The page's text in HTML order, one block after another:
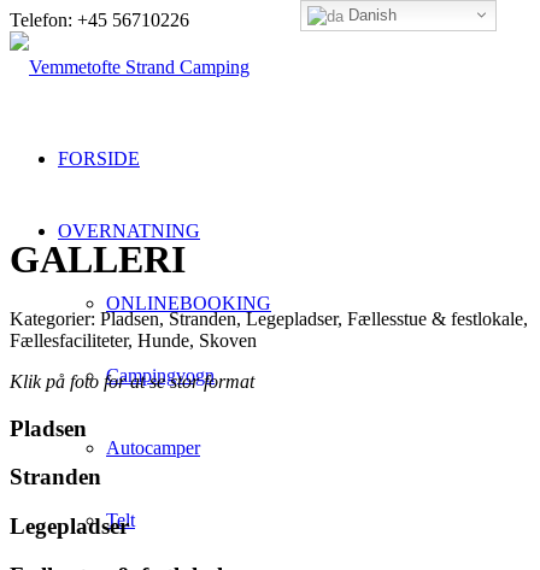
Telefon: +45 56710226
FORSIDE
OVERNATNING
ONLINEBOOKING
Campingvogn
Autocamper
Telt
GALLERI
Kategorier: Pladsen, Stranden, Legepladser, Fællesstue & festlokale,
Fællesfaciliteter, Hunde, Skoven
Klik på foto for at se stor format
Pladsen
Stranden
Legepladser
Danish